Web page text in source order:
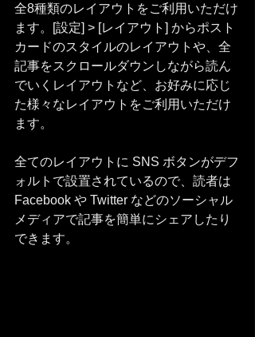
全8種類のレイアウトをご利用いただけ
ます。[設定] > [レイアウト] からポスト
カードのスタイルのレイアウトや、全
記事をスクロールダウンしながら読ん
でいくレイアウトなど、お好みに応じ
た様々なレイアウトをご利用いただけ
ます。
全てのレイアウトに SNS ボタンがデフ
ォルトで設置されているので、読者は
Facebook や Twitter などのソーシャル
メディアで記事を簡単にシェアしたり
できます。